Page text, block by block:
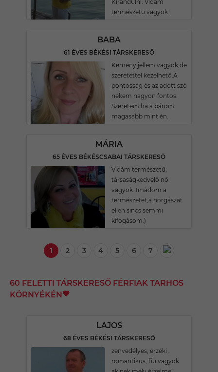
Kirándulni. Vidám
természetü vagyok
BABA
61 ÉVES BÉKÉSI TÁRSKERESŐ
Kemény jellem vagyok,de
szeretettel kezelhető.A
pontosság és az adott szó
nekem nagyon fontos.
Szeretem ha a párom
magasabb mint én.
MÁRIA
65 ÉVES BÉKÉSCSABAI TÁRSKERESŐ
Vidám természetű,
társaságkedvelő nő
vagyok. Imàdom a
természetet,a horgászat
ellen sincs semmi
kifogásom:)
1 2 3 4 5 6 7
60 FELETTI TÁRSKERESŐ FÉRFIAK TARHOS
KÖRNYÉKÉN
LAJOS
68 ÉVES BÉKÉSI TÁRSKERESŐ
zenvedélyes, érzéki ,
romantikus, fiú vagyok